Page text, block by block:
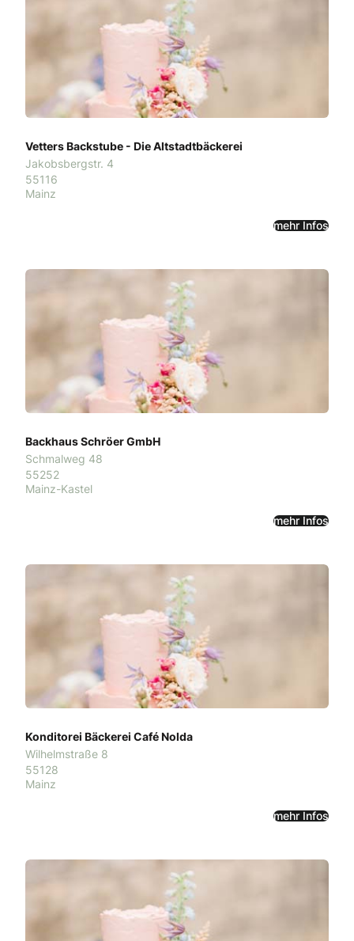
Vetters Backstube - Die Altstadtbäckerei
Jakobsbergstr. 4
55116
Mainz
mehr Infos
Backhaus Schröer GmbH
Schmalweg 48
55252
Mainz-Kastel
mehr Infos
Konditorei Bäckerei Café Nolda
Wilhelmstraße 8
55128
Mainz
mehr Infos